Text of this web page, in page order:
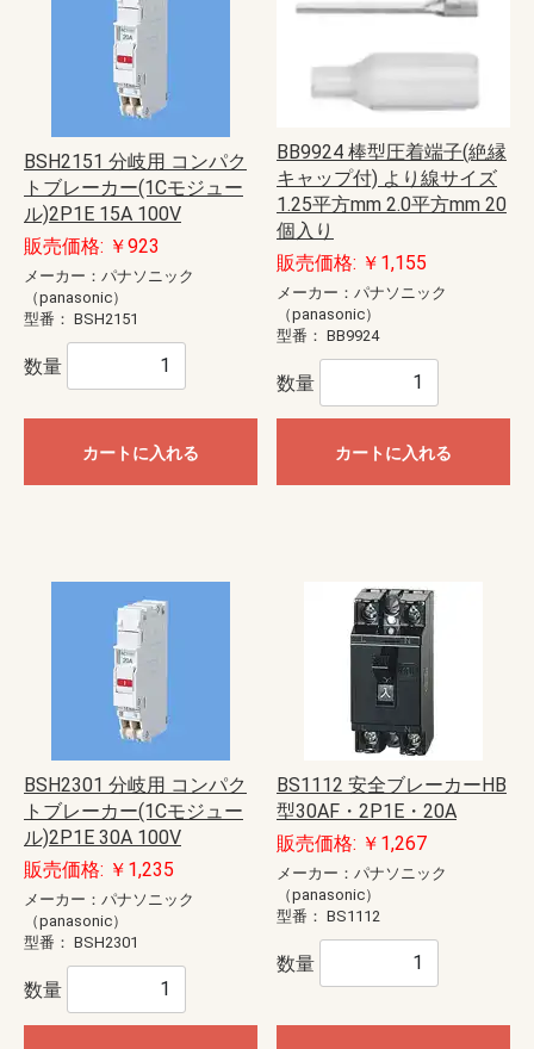
BSH2151 分岐用 コンパク
トブレーカー(1Cモジュー
ル)2P1E 15A 100V
販売価格: ￥923
メーカー：パナソニック
（panasonic）
型番： BSH2151
数量
カートに入れる
BB9924 棒型圧着端子(絶縁
キャップ付) より線サイズ
1.25平方mm 2.0平方mm 20
個入り
販売価格: ￥1,155
メーカー：パナソニック
（panasonic）
型番： BB9924
数量
カートに入れる
BSH2301 分岐用 コンパク
トブレーカー(1Cモジュー
ル)2P1E 30A 100V
販売価格: ￥1,235
メーカー：パナソニック
（panasonic）
型番： BSH2301
数量
BS1112 安全ブレーカーHB
型30AF・2P1E・20A
販売価格: ￥1,267
メーカー：パナソニック
（panasonic）
型番： BS1112
数量